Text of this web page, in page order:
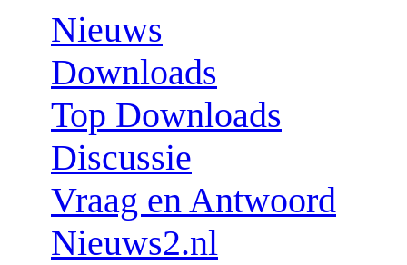
Nieuws
Downloads
Top Downloads
Discussie
Vraag en Antwoord
Nieuws2.nl